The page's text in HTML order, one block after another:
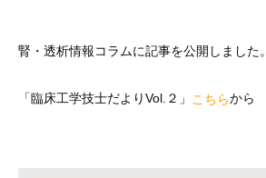
腎・透析情報コラムに記事を公開しました。
「臨床工学技士だよりVol.２」 こちらから